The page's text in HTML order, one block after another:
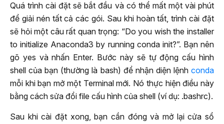
Quá trình cài đặt sẽ bắt đầu và có thể mất một vài phút
để giải nén tất cả các gói. Sau khi hoàn tất, trình cài đặt
sẽ hỏi một câu rất quan trọng: “Do you wish the installer
to initialize Anaconda3 by running conda init?”. Bạn nên
gõ yes và nhấn Enter. Bước này sẽ tự động cấu hình
shell của bạn (thường là bash) để nhận diện lệnh conda
mỗi khi bạn mở một Terminal mới. Nó thực hiện điều này
bằng cách sửa đổi file cấu hình của shell (ví dụ: .bashrc).
Sau khi cài đặt xong, bạn cần đóng và mở lại cửa sổ